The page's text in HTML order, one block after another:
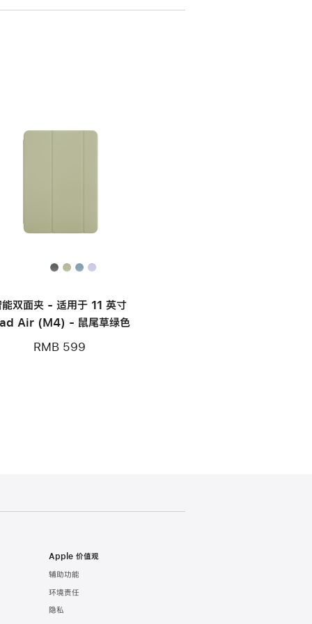
能双面夹 - 适用于 11 英寸
Air (M4) - 鼠尾草绿色
RMB 599
Apple 价值观
辅助功能
环境责任
隐私